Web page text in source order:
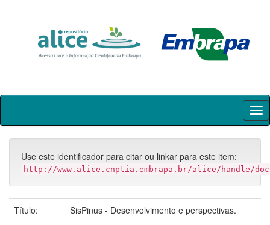
Skip
Use este identificador para citar ou linkar para este item:
http://www.alice.cnptia.embrapa.br/alice/handle/
Título:
SisPinus - Desenvolvimento e perspectivas.